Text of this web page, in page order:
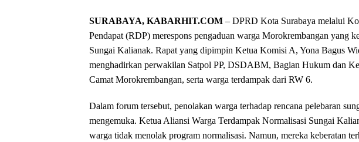
SURABAYA, KABARHIT.COM – DPRD Kota Surabaya melalui
Pendapat (RDP) merespons pengaduan warga Morokrembangan yang
Sungai Kalianak. Rapat yang dipimpin Ketua Komisi A, Yona Bagus
menghadirkan perwakilan Satpol PP, DSDABM, Bagian Hukum dan
Camat Morokrembangan, serta warga terdampak dari RW 6.
Dalam forum tersebut, penolakan warga terhadap rencana pelebaran
mengemuka. Ketua Aliansi Warga Terdampak Normalisasi Sungai
warga tidak menolak program normalisasi. Namun, mereka keberatan